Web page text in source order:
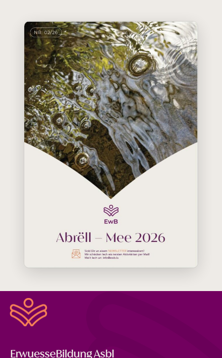
ErwuesseBildung Asbl